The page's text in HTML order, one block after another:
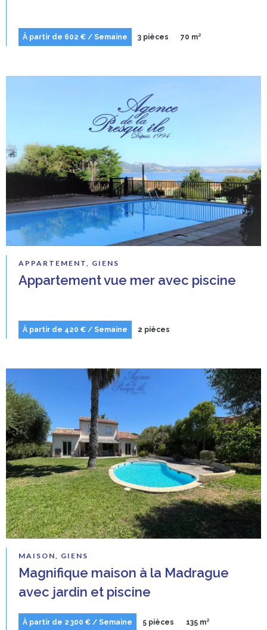
À partir de 602 € / Semaine 3 pièces 70 m²
APPARTEMENT, GIENS
Appartement vue mer avec piscine
À partir de 420 € / Semaine 2 pièces
MAISON, GIENS
Magnifique maison à la Madrague
avec jardin et piscine
À partir de 2 300 € / Semaine 5 pièces 135 m²